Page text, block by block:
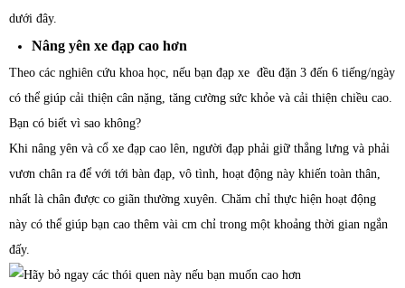
dưới đây.
Nâng yên xe đạp cao hơn
Theo các nghiên cứu khoa học, nếu bạn đạp xe đều đặn 3 đến 6 tiếng/ngày
có thể giúp cải thiện cân nặng, tăng cường sức khỏe và cải thiện chiều cao.
Bạn có biết vì sao không?
Khi nâng yên và cổ xe đạp cao lên, người đạp phải giữ thẳng lưng và phải
vươn chân ra để với tới bàn đạp, vô tình, hoạt động này khiến toàn thân,
nhất là chân được co giãn thường xuyên. Chăm chỉ thực hiện hoạt động
này có thể giúp bạn cao thêm vài cm chỉ trong một khoảng thời gian ngắn
đấy.